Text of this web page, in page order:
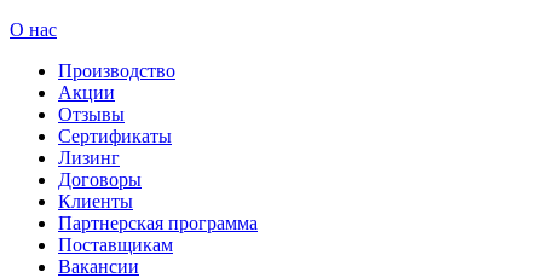
О нас
Производство
Акции
Отзывы
Сертификаты
Лизинг
Договоры
Клиенты
Партнерская программа
Поставщикам
Вакансии